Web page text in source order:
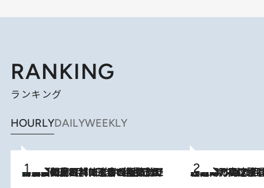
RANKING
ランキング
HOURLYDAILYWEEKLY
2026.8.8
「最後に見られてよかった」上野動物園の東園パンダ舎が解体前に特別公開。8月16日まで延長されたパネル展と共に辿る“半世紀”のパンダ飼育《解体工事の図面あり》 2026.8.7
「湘南乃風に憧れて」観客大盛上がりの“タオル回し”に、ラッパー顔負けの高速歌唱まで…さだまさし（74）のアグレッシブすぎる現在地